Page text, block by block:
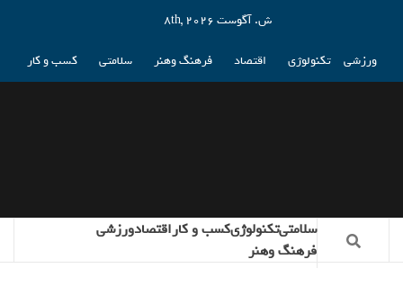
ش. آگوست 8th, 2026
ورزشی تکنولوژی اقتصاد فرهنگ وهنر سلامتی کسب و کار
سلامتیتکنولوژیکسب و کاراقتصادورزشی
فرهنگ وهنر